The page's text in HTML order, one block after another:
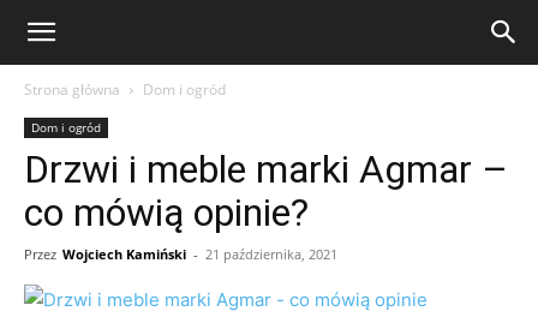
eFakty24.pl
Strona główna Dom i ogród
Dom i ogród
Drzwi i meble marki Agmar –
co mówią opinie?
Przez Wojciech Kamiński - 21 października, 2021